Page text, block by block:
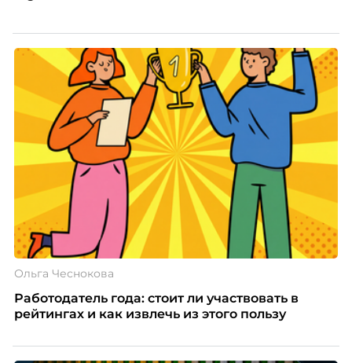
Ольга Чеснокова
Работодатель года: стоит ли участвовать в
рейтингах и как извлечь из этого пользу